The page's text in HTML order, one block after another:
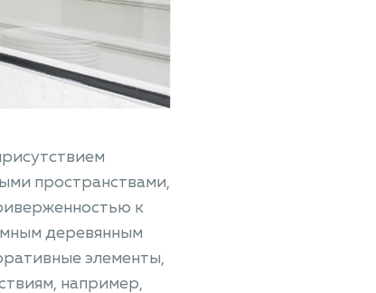
пространствами,
к
деревянным
элементы,
например,